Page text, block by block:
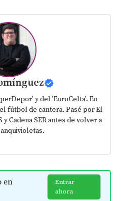
y del 'EuroCelta'. En
fútbol de cantera. Pasé por El
Cadena SER antes de volver a
en
Entrar
ahora